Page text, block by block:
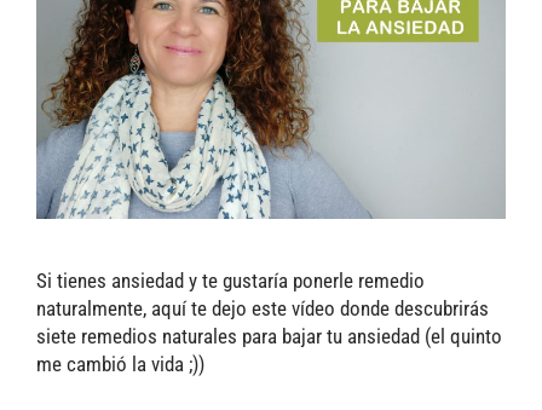
Si tienes ansiedad y te gustaría ponerle remedio
naturalmente, aquí te dejo este vídeo donde descubrirás
siete remedios naturales para bajar tu ansiedad (el quinto
me cambió la vida ;))